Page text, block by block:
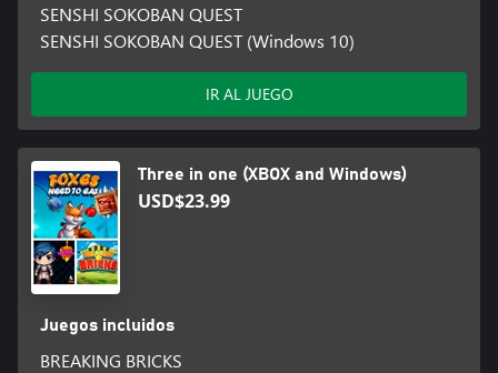
SENSHI SOKOBAN QUEST
SENSHI SOKOBAN QUEST (Windows 10)
IR AL JUEGO
Three in one (XBOX and Windows)
USD$23.99
Juegos incluidos
BREAKING BRICKS